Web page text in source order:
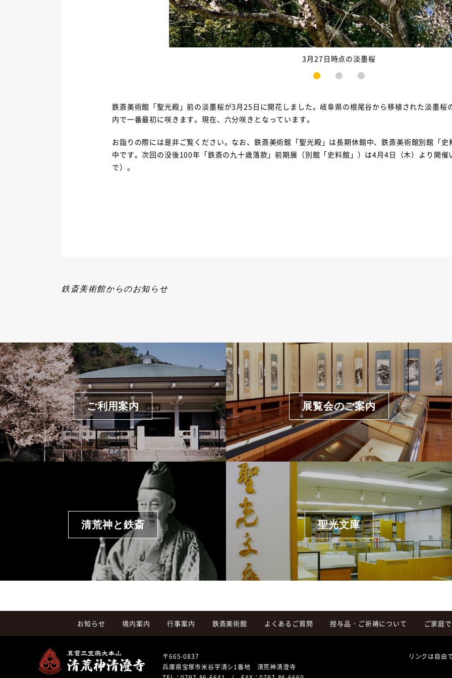
3月27日時点の淡墨桜
2 3
鉄斎美術館「聖光殿」前の淡墨桜が3月25日に開花しました。岐阜県の根尾谷から移植された淡墨桜
内で一番最初に咲きます。現在、六分咲きとなっています。
お詣りの際には是非ご覧ください。なお、鉄斎美術館「聖光殿」は長期休館中、鉄斎美術館別館「
中です。次回の没後100年「鉄斎の九十歳落款」前期展（別館「史料館」）は4月4日（木）より開
で）。
鉄斎美術館からのお知らせ
ご利用案内 展覧会のご案内
清荒神と鉄斎 聖光文庫
お知らせ 境内案内 行事案内 鉄斎美術館 よくあるご質問 授与品・ご祈祷について ご家庭
〒665-0837
兵庫県宝塚市米谷字清シ1番地 清荒神清澄寺
リンクは自由